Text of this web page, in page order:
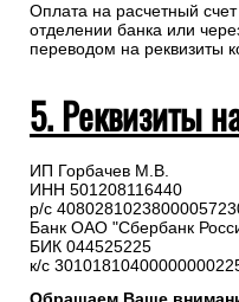
Оплата на расчетный
отделении банка или
переводом на реквизиты
5. Реквизиты
ИП Горбачев М.В.
ИНН 501208116440
р/с
Банк ОАО "Сбербанк
БИК 044525225
к/с